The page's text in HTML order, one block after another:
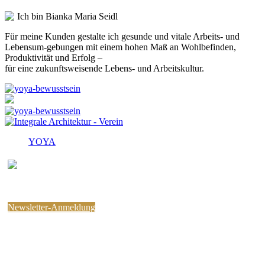
Ich bin Bianka Maria Seidl
Für meine Kunden gestalte ich gesunde und vitale Arbeits- und
Lebensum-gebungen mit einem hohen Maß an Wohlbefinden,
Produktivität und Erfolg –
für eine zukunftsweisende Lebens- und Arbeitskultur.
YOYA
Newsletter-Anmeldung